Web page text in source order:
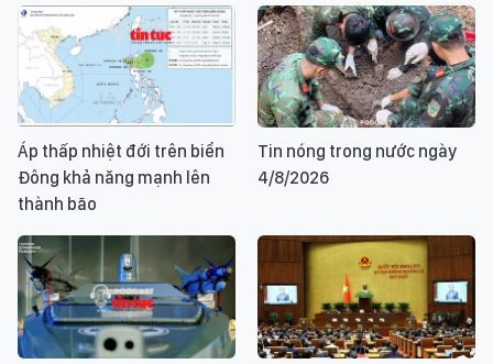
Áp thấp nhiệt đới trên biển
Đông khả năng mạnh lên
thành bão
Tin nóng trong nước ngày
4/8/2026